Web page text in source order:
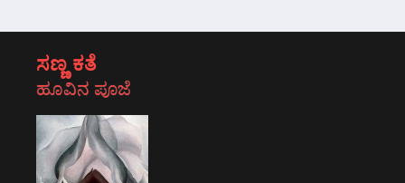
ಸಣ್ಣ ಕತೆ
ಹೂವಿನ ಪೂಜೆ